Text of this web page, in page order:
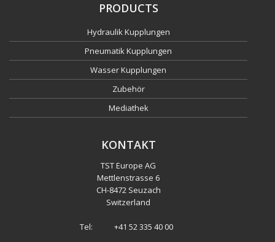
PRODUCTS
Hydraulik Kupplungen
Pneumatik Kupplungen
Wasser Kupplungen
Zubehör
Mediathek
KONTAKT
TST Europe AG
Mettlenstrasse 6
CH-8472 Seuzach
Switzerland
Tel:
+41 52 335 40 00